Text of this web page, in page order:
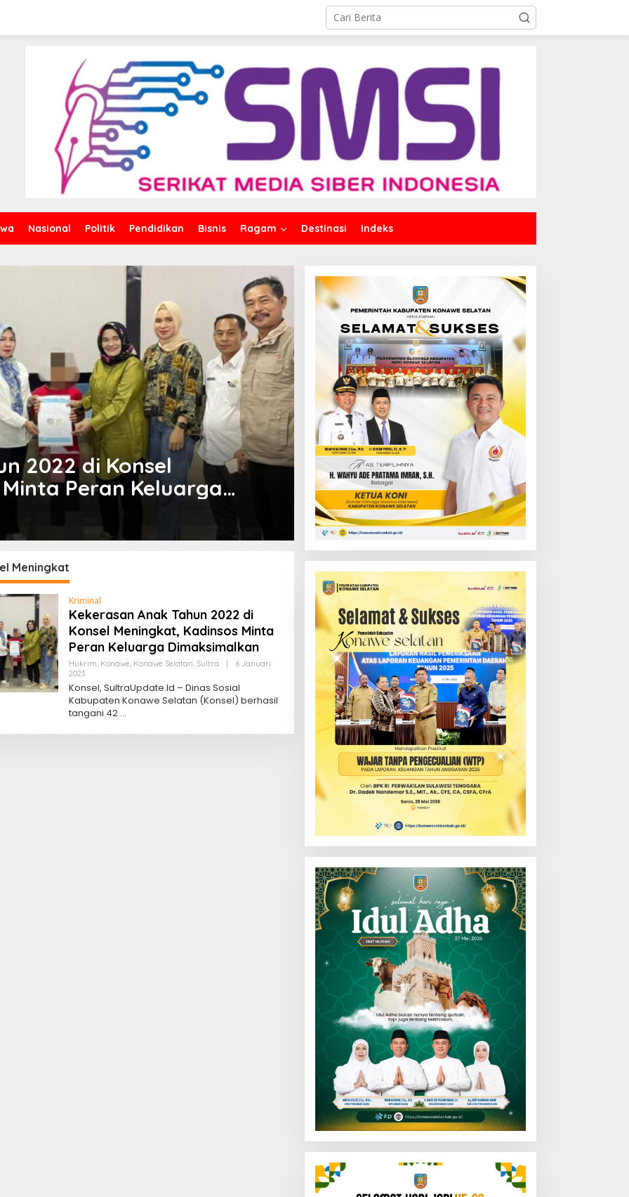
Nasional Politik Pendidikan Bisnis Ragam Destinasi Indeks
2022 di Konsel
Peran Keluarga
Meningkat
Kriminal
Kekerasan Anak Tahun 2022 di
Konsel Meningkat, Kadinsos Minta
Peran Keluarga Dimaksimalkan
Hukrim, Konawe, Konawe Selatan, Sultra
6 Januari
2023Oleh
Update
Konsel, SultraUpdate.Id – Dinas Sosial
Kabupaten Konawe Selatan (Konsel) berhasil
tangani 42